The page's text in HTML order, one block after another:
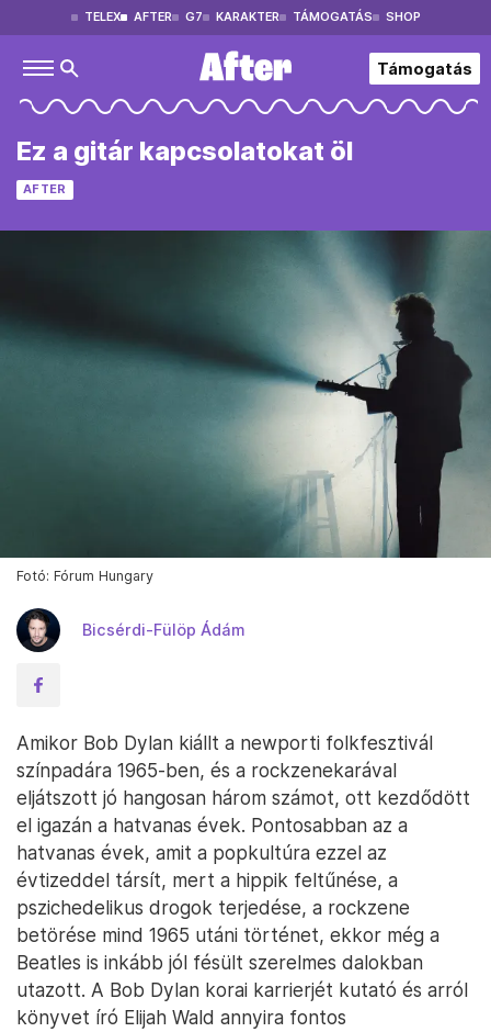
TELEX AFTER G7 KARAKTER TÁMOGATÁS SHOP
Támogatás
Ez a gitár kapcsolatokat öl
AFTER
Fotó: Fórum Hungary
Bicsérdi-Fülöp Ádám
Amikor Bob Dylan kiállt a newporti folkfesztivál
színpadára 1965-ben, és a rockzenekarával
eljátszott jó hangosan három számot, ott kezdődött
el igazán a hatvanas évek. Pontosabban az a
hatvanas évek, amit a popkultúra ezzel az
évtizeddel társít, mert a hippik feltűnése, a
pszichedelikus drogok terjedése, a rockzene
betörése mind 1965 utáni történet, ekkor még a
Beatles is inkább jól fésült szerelmes dalokban
utazott. A Bob Dylan korai karrierjét kutató és arról
könyvet író Elijah Wald annyira fontos